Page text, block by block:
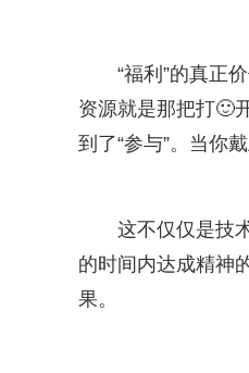
“福利”的真正
资源就是那把打🙂
到了“参与”。当你
这不仅仅是技
的时间内达成精神
果。